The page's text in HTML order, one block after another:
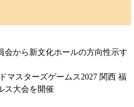
会から新文化ホールの方向性示す
マスターズゲームス2027 関西 福
ス大会を開催